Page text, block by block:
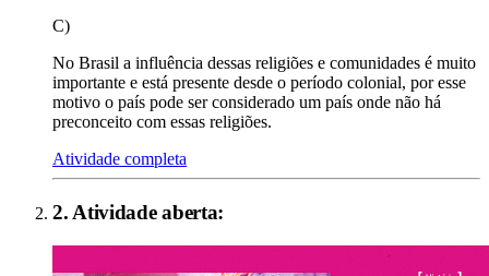
C)
No Brasil a influência dessas religiões e comunidades é muito
importante e está presente desde o período colonial, por esse
motivo o país pode ser considerado um país onde não há
preconceito com essas religiões.
Atividade completa
2. Atividade aberta: